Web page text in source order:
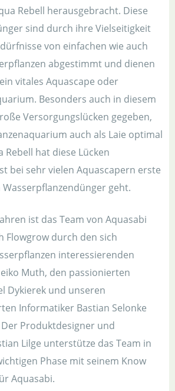
Rebell herausgebracht. Diese
sind durch ihre Vielseitigkeit
von einfachen wie auch
abgestimmt und dienen
vitales Aquascape oder
Besonders auch in diesem
Versorgungslücken gegeben,
auch als Laie optimal
Rebell hat diese Lücken
bei sehr vielen Aquascapern erste
geht.
ist das Team von Aquasabi
Flowgrow durch den sich
interessierenden
Muth, den passionierten
Dykierek und unseren
Informatiker Bastian Selonke
Produktdesigner und
Lilge unterstütze das Team in
Phase mit seinem Know
Aquasabi.